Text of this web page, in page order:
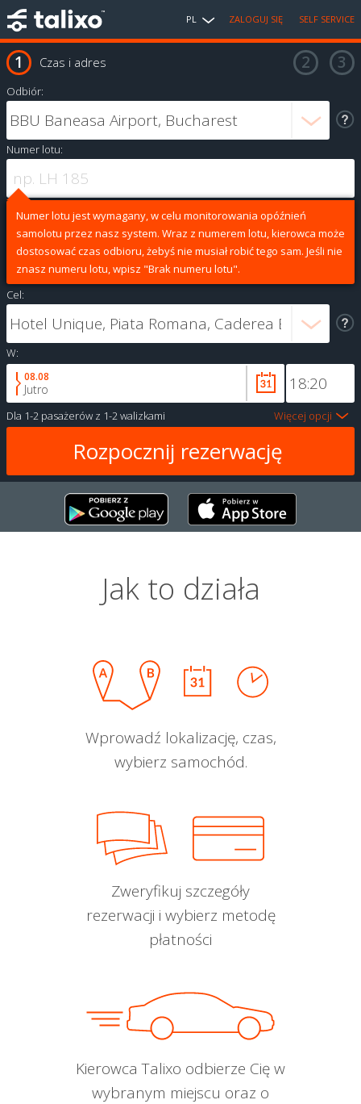
PL ZALOGUJ SIĘ SELF SERVICE
Czas i adres
Odbiór:
Numer lotu:
Numer lotu jest wymagany, w celu monitorowania opóźnień
samolotu przez nasz system. Wraz z numerem lotu, kierowca może
dostosować czas odbioru, żebyś nie musiał robić tego sam. Jeśli nie
znasz numeru lotu, wpisz "Brak numeru lotu".
Cel:
W:
08.08
Jutro
Dla 1-2 pasażerów z 1-2 walizkami Więcej opcji
Jak to działa
Wprowadź lokalizację, czas,
wybierz samochód.
Zweryfikuj szczegóły
rezerwacji i wybierz metodę
płatności
Kierowca Talixo odbierze Cię w
wybranym miejscu oraz o